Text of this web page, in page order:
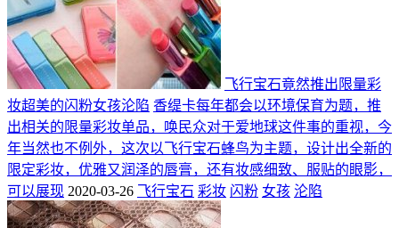
飞行宝石竟然推出限量彩
妆超美的闪粉女孩沦陷 香缇卡每年都会以环境保育为题，推
出相关的限量彩妆单品，唤民众对于爱地球这件事的重视，今
年当然也不例外，这次以飞行宝石蜂鸟为主题，设计出全新的
限定彩妆，优雅又润泽的唇膏，还有妆感细致、服贴的眼影，
可以展现 2020-03-26 飞行宝石 彩妆 闪粉 女孩 沦陷